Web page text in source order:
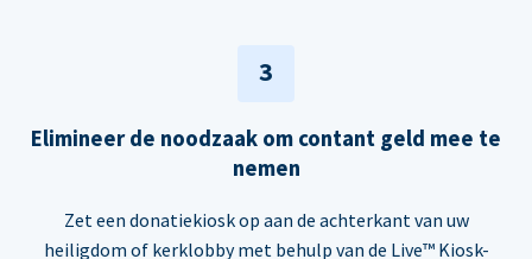
3
Elimineer de noodzaak om contant geld mee te
nemen
Zet een donatiekiosk op aan de achterkant van uw
heiligdom of kerklobby met behulp van de Live™ Kiosk-